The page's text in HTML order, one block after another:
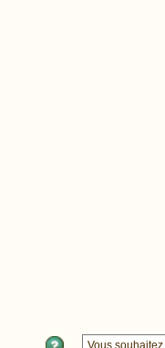
Vous souhaitez